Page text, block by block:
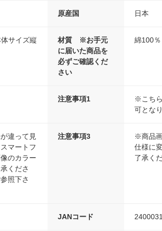
原産国 日本
サイズ縦
材質 ※お手元
に届いた商品を
必ずご確認くだ
さい
綿100％
注意事項1
※こち
可とな
違って見
マートフ
のカラー
くださ
照下さ
注意事項3
※商品
仕様に
了承く
JANコード